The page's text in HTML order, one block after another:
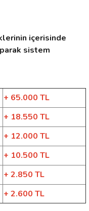
içerisinde
sistem
+ 65.000 TL
+ 18.550 TL
+ 12.000 TL
+ 10.500 TL
+ 2.850 TL
+ 2.600 TL